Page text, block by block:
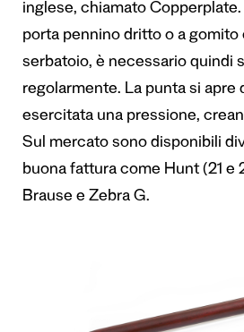
inglese, chiamato
porta pennino dritto o a gomito
serbatoio, è necessario quindi
regolarmente. La punta si apre
esercitata una pressione,
Sul mercato sono disponibili
buona fattura come Hunt (21 e
Brause e Zebra G.